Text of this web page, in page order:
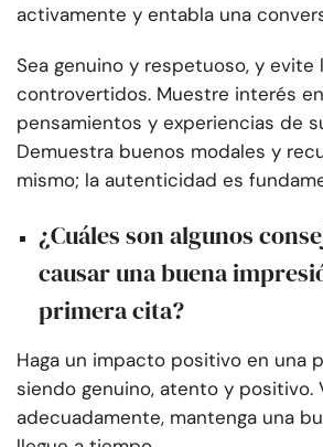
activamente y entabla una
Sea genuino y respetuoso, y evite
controvertidos. Muestre interés
pensamientos y experiencias de
Demuestra buenos modales y
mismo; la autenticidad es
¿Cuáles son algunos
causar una buena
primera cita?
Haga un impacto positivo en una
siendo genuino, atento y positivo.
adecuadamente, mantenga una